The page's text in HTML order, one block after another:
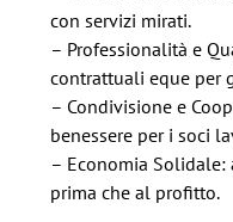
con servizi mirati.
– Professionalità e
contrattuali eque per
– Condivisione e
benessere per i soci
– Economia
prima che al profitto.